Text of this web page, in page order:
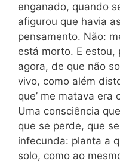
enganado, quando
afigurou que havia
pensamento. Não:
está morto. E estou,
agora, de que não
vivo, como além
que’ me matava era
Uma consciência
que se perde, que
infecunda: planta a
solo, como ao